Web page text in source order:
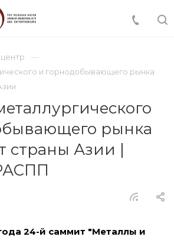
и горнодобывающего рынка
рынка
страны Азии |
24-й саммит "Металлы и